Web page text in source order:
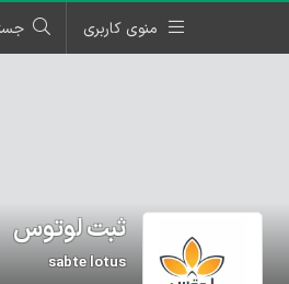
منوی کاربری
ثبت لوتوس
sabte lotus